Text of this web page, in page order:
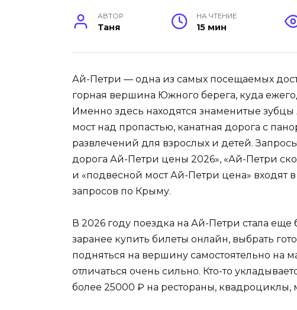
АВТОР
Таня
НА ЧТЕНИЕ
15 мин
Ай-Петри — одна из самых посещаемых
горная вершина Южного берега, куда
Именно здесь находятся знаменитые
мост над пропастью, канатная дорога с
развлечений для взрослых и детей.
дорога Ай-Петри цены 2026», «Ай-Петри
и «подвесной мост Ай-Петри цена» входят
запросов по Крыму.
В 2026 году поездка на Ай-Петри стала
заранее купить билеты онлайн, выбрать
подняться на вершину самостоятельно на
отличаться очень сильно. Кто-то
более 25000 ₽ на рестораны, квадроциклы,